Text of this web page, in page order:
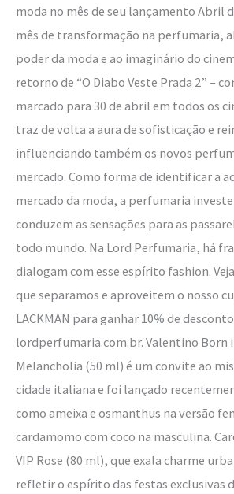
moda no mês de seu lançamento Abril
mês de transformação na perfumaria,
poder da moda e ao imaginário do
retorno de “O Diabo Veste Prada 2” –
marcado para 30 de abril em todos os
traz de volta a aura de sofisticação e
influenciando também os novos
mercado. Como forma de identificar a
mercado da moda, a perfumaria investe
conduzem as sensações para as
todo mundo. Na Lord Perfumaria, há
dialogam com esse espírito fashion.
que separamos e aproveitem o nosso
LACKMAN para ganhar 10% de
lordperfumaria.com.br. Valentino Born
Melancholia (50 ml) é um convite ao
cidade italiana e foi lançado
como ameixa e osmanthus na versão
cardamomo com coco na masculina.
VIP Rose (80 ml), que exala charme
refletir o espírito das festas exclusivas